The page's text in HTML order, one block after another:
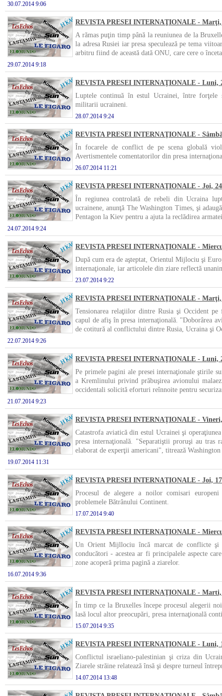
30.07.2014 9:06
REVISTA PRESEI INTERNAŢIONALE - Marţi,
A rămas puţin timp până la reuniunea de la
la adresa Rusiei iar presa speculează pe tema
arbitru fiind de această dată ONU, care cere o
29.07.2014 9:18
REVISTA PRESEI INTERNAŢIONALE - Luni,
Luptele continuă în estul Ucrainei, între forţele
militarii ucraineni.
28.07.2014 9:24
REVISTA PRESEI INTERNAŢIONALE -
În focarele de conflict de pe scena globală
Avertismentele comentatorilor din presa
26.07.2014 11:21
REVISTA PRESEI INTERNAŢIONALE - Joi,
În regiunea controlată de rebeli din Ucraina
ucrainene, anunţă The Washington Times, şi
Pentagon la Kiev pentru a ajuta la reclădirea
24.07.2014 9:24
REVISTA PRESEI INTERNAŢIONALE -
După cum era de aşteptat, Orientul Mijlociu şi
internaţionale, iar articolele din ziare reflectă
23.07.2014 9:22
REVISTA PRESEI INTERNAŢIONALE - Marţi,
Tensionarea relaţiilor dintre Rusia şi Occident
capul de afiş în presa internaţională. "Doborârea
de cotitură al conflictului dintre Rusia, Ucraina şi
22.07.2014 9:26
REVISTA PRESEI INTERNAŢIONALE - Luni,
Pe primele pagini ale presei internaţionale ştirile
a Kremlinului privind prăbuşirea avionului
occidentali solicită eforturi reînnoite pentru
21.07.2014 9:23
REVISTA PRESEI INTERNAŢIONALE -
Catastrofa aviatică din estul Ucrainei şi
presa internaţională. "Separatiştii proruşi au
elaborat de experţii americani", titrează Washington
19.07.2014 11:31
REVISTA PRESEI INTERNAŢIONALE - Joi,
Procesul de alegere a noilor comisari
problemele Bătrânului Continent.
17.07.2014 9:40
REVISTA PRESEI INTERNAŢIONALE -
Un Orient Mijllociu încă marcat de conflicte şi
conducători - acestea ar fi principalele aspecte
zone acoperă prima pagină a ziarelor.
16.07.2014 9:36
REVISTA PRESEI INTERNAŢIONALE - Marti,
În timp ce la Bruxelles începe procesul alegerii
lasă locul altor preocupări, presa internaţională
15.07.2014 9:35
REVISTA PRESEI INTERNAŢIONALE - Luni,
Conflictul israeliano-palestinian şi criza din
Ziarele străine relatează însă şi despre turneul
14.07.2014 13:48